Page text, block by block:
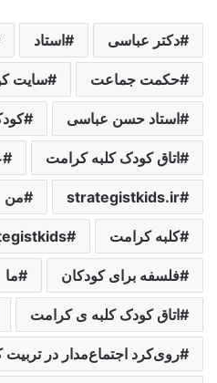
دکتر عباسی استاد
حکمت جماعت سایت
استاد حسن عباسی
اتاق کودک کلبه کرامت
strategistkids.ir من
کلبه کرامت
فلسفه برای کودکان ما
اتاق کودک کلبه ی کرامت
روی‌کرد اجتماع‌مدار در